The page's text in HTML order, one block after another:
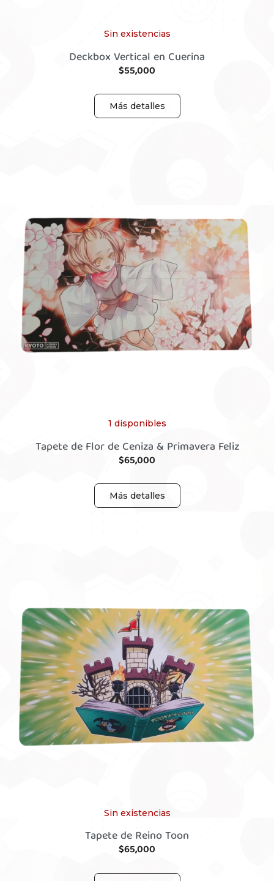
Sin existencias
Deckbox Vertical en Cuerina
$55,000
Más detalles
1 disponibles
Tapete de Flor de Ceniza & Primavera Feliz
$65,000
Más detalles
Sin existencias
Tapete de Reino Toon
$65,000